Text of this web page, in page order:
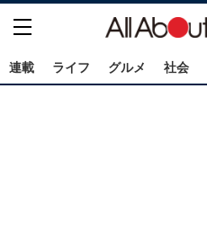
連載 ライフ グルメ 社会